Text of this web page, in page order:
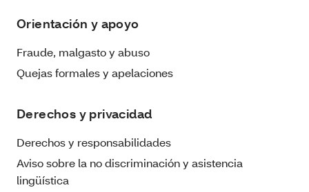
Orientación y apoyo
Fraude, malgasto y abuso
Quejas formales y apelaciones
Derechos y privacidad
Derechos y responsabilidades
Aviso sobre la no discriminación y asistencia
lingüística